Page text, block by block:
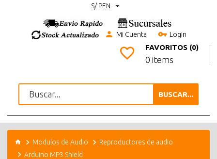
S/ PEN
Mi Cuenta Login
FAVORITOS (0)
0 items
BUSCAR...
Modulos de Audio
Reproductores de audio
Arduino MP3 Shield